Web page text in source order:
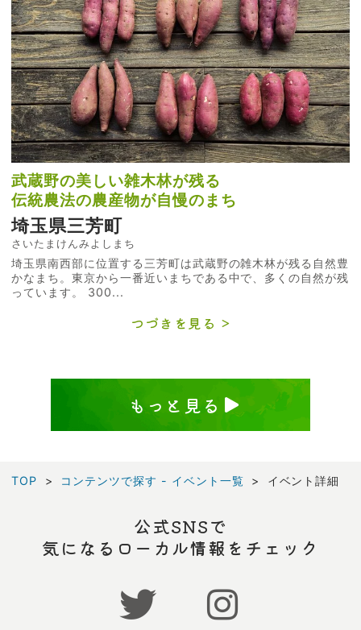
武蔵野の美しい雑木林が残る
伝統農法の農産物が自慢のまち
埼玉県三芳町
さいたまけんみよしまち
埼玉県南西部に位置する三芳町は武蔵野の雑木林が残る自然豊
かなまち。東京から一番近いまちである中で、多くの自然が残
っています。 300...
つづきを見る
もっと見る
TOP コンテンツで探す - イベント一覧 イベント詳細
公式SNSで
気になるローカル情報をチェック